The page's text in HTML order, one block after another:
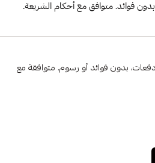
دفعاتك بطريقة ميسرة إلى 4 وحتى 6 دفعات، بدون فوائد أو رسوم. متوافقة مع